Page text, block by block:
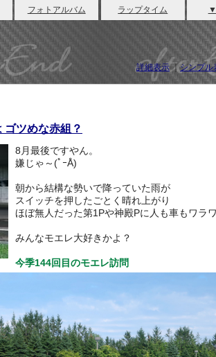
フォトアルバム ラップタイム ▼
詳細表示｜シンプル
ゴツめな赤組？
8月最後ですやん。
嫌じゃ～(ﾟｰÅ)
朝から結構な勢いで降っていた雨が
スイッチを押したごとく晴れ上がり
ほぼ無人だった第1Pや神殿Pに人も車もワラ
みんなモエレ大好きかよ？
今季144回目のモエレ訪問